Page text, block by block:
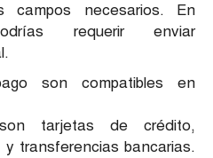
necesarios. En
requerir enviar
son compatibles en
tarjetas de crédito,
transferencias bancarias.